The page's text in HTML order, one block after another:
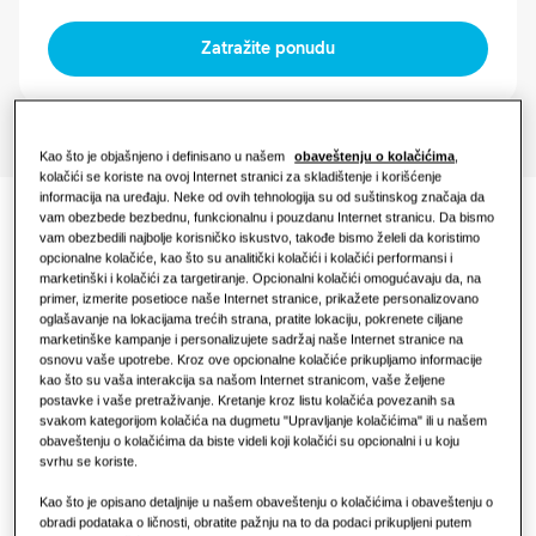
REŠENJA ZA POSLOVNI SEKTOR
Hoteli
Maloprodaja
Restoran
Kancelarija
Održivost
One Samsung
Zatražite ponudu
Dokumentacija
Izjava o usaglašenosti
Download
Kao što je objašnjeno i definisano u našem obaveštenju o kolačićima,
kolačići se koriste na ovoj Internet stranici za skladištenje i korišćenje
informacija na uređaju. Neke od ovih tehnologija su od suštinskog značaja da
vam obezbede bezbednu, funkcionalnu i pouzdanu Internet stranicu. Da bismo
vam obezbedili najbolje korisničko iskustvo, takođe bismo želeli da koristimo
opcionalne kolačiće, kao što su analitički kolačići i kolačići performansi i
marketinški i kolačići za targetiranje. Opcionalni kolačići omogućavaju da, na
primer, izmerite posetioce naše Internet stranice, prikažete personalizovano
oglašavanje na lokacijama trećih strana, pratite lokaciju, pokrenete ciljane
marketinške kampanje i personalizujete sadržaj naše Internet stranice na
osnovu vaše upotrebe. Kroz ove opcionalne kolačiće prikupljamo informacije
kao što su vaša interakcija sa našom Internet stranicom, vaše željene
postavke i vaše pretraživanje. Kretanje kroz listu kolačića povezanih sa
svakom kategorijom kolačića na dugmetu "Upravljanje kolačićima" ili u našem
obaveštenju o kolačićima da biste videli koji kolačići su opcionalni i u koju
svrhu se koriste.
Kao što je opisano detaljnije u našem obaveštenju o kolačićima i obaveštenju o
obradi podataka o ličnosti, obratite pažnju na to da podaci prikupljeni putem